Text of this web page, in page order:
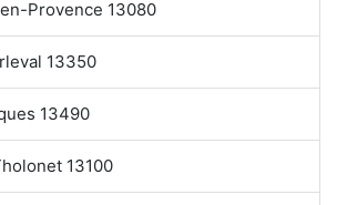
Provence 13080
13350
13490
13100